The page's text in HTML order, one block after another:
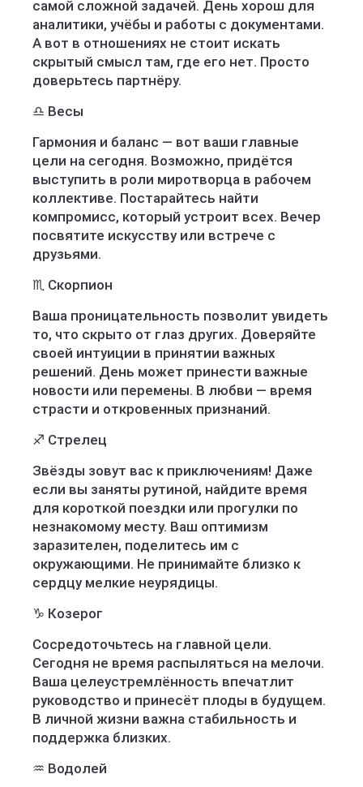
самой сложной задачей. День хорош для
аналитики, учёбы и работы с документами.
А вот в отношениях не стоит искать
скрытый смысл там, где его нет. Просто
доверьтесь партнёру.
♎ Весы
Гармония и баланс — вот ваши главные
цели на сегодня. Возможно, придётся
выступить в роли миротворца в рабочем
коллективе. Постарайтесь найти
компромисс, который устроит всех. Вечер
посвятите искусству или встрече с
друзьями.
♏ Скорпион
Ваша проницательность позволит увидеть
то, что скрыто от глаз других. Доверяйте
своей интуиции в принятии важных
решений. День может принести важные
новости или перемены. В любви — время
страсти и откровенных признаний.
♐ Стрелец
Звёзды зовут вас к приключениям! Даже
если вы заняты рутиной, найдите время
для короткой поездки или прогулки по
незнакомому месту. Ваш оптимизм
заразителен, поделитесь им с
окружающими. Не принимайте близко к
сердцу мелкие неурядицы.
♑ Козерог
Сосредоточьтесь на главной цели.
Сегодня не время распыляться на мелочи.
Ваша целеустремлённость впечатлит
руководство и принесёт плоды в будущем.
В личной жизни важна стабильность и
поддержка близких.
♒ Водолей